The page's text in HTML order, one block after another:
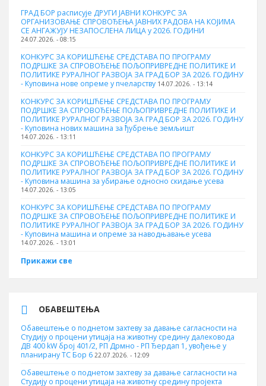
ГРАД БОР расписује ДРУГИ ЈАВНИ КОНКУРС ЗА
ОРГАНИЗОВАЊЕ СПРОВОЂЕЊА ЈАВНИХ РАДОВА НА КОЈИМА
СЕ АНГАЖУЈУ НЕЗАПОСЛЕНА ЛИЦА у 2026. ГОДИНИ
24.07.2026. - 08:15
КОНКУРС ЗА КОРИШЋЕЊЕ СРЕДСТАВА ПО ПРОГРАМУ
ПОДРШКЕ ЗА СПРОВОЂЕЊЕ ПОЉОПРИВРЕДНЕ ПОЛИТИКЕ И
ПОЛИТИКЕ РУРАЛНОГ РАЗВОЈА ЗА ГРАД БОР ЗА 2026. ГОДИНУ
- Куповина нове опреме у пчеларству 14.07.2026. - 13:14
КОНКУРС ЗА КОРИШЋЕЊЕ СРЕДСТАВА ПО ПРОГРАМУ
ПОДРШКЕ ЗА СПРОВОЂЕЊЕ ПОЉОПРИВРЕДНЕ ПОЛИТИКЕ И
ПОЛИТИКЕ РУРАЛНОГ РАЗВОЈА ЗА ГРАД БОР ЗА 2026. ГОДИНУ
- Куповина нових машина за ђубрење земљишт
14.07.2026. - 13:11
КОНКУРС ЗА КОРИШЋЕЊЕ СРЕДСТАВА ПО ПРОГРАМУ
ПОДРШКЕ ЗА СПРОВОЂЕЊЕ ПОЉОПРИВРЕДНЕ ПОЛИТИКЕ И
ПОЛИТИКЕ РУРАЛНОГ РАЗВОЈА ЗА ГРАД БОР ЗА 2026. ГОДИНУ
- Куповинa машина за убирање односно скидање усева
14.07.2026. - 13:05
КОНКУРС ЗА КОРИШЋЕЊЕ СРЕДСТАВА ПО ПРОГРАМУ
ПОДРШКЕ ЗА СПРОВОЂЕЊЕ ПОЉОПРИВРЕДНЕ ПОЛИТИКЕ И
ПОЛИТИКЕ РУРАЛНОГ РАЗВОЈА ЗА ГРАД БОР ЗА 2026. ГОДИНУ
- Куповина машина и опреме за наводњавање усева
14.07.2026. - 13:01
Прикажи све
ОБАВЕШТЕЊА
Обавештење о поднетом захтеву за давање сагласности на
Студију о процени утицаја на животну средину далековода
ДВ 400 kW број 401/2, РП Дрмно - РП Ђердап 1, увођење у
планирану ТС Бор 6 22.07.2026. - 12:09
Обавештење о поднетом захтеву за давање сагласности на
Студију о процени утицаја на животну средину пројекта